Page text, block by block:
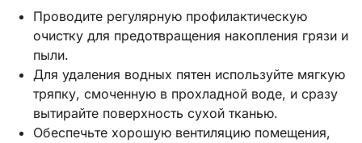
Проводите регулярную профилактическую
очистку для предотвращения накопления грязи и
пыли.
Для удаления водных пятен используйте мягкую
тряпку, смоченную в прохладной воде, и сразу
вытирайте поверхность сухой тканью.
Обеспечьте хорошую вентиляцию помещения,